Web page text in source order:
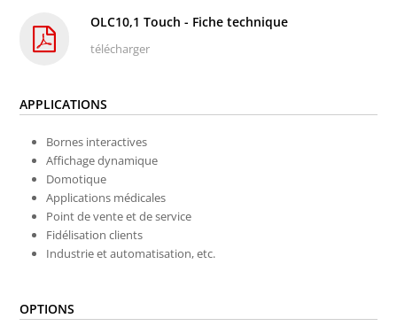
OLC10,1 Touch - Fiche technique
télécharger
APPLICATIONS
Bornes interactives
Affichage dynamique
Domotique
Applications médicales
Point de vente et de service
Fidélisation clients
Industrie et automatisation,etc.
OPTIONS